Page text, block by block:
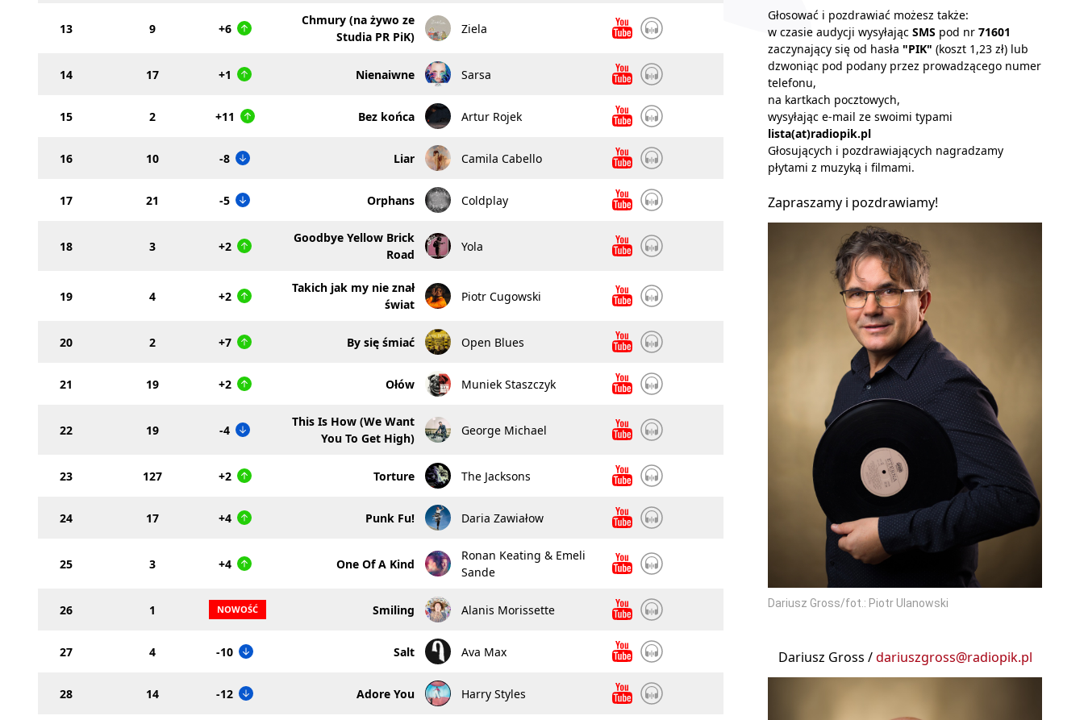
13 9 +6
Chmury (na żywo ze
Studia PR PiK)
Ziela
14 17 +1 Nienaiwne Sarsa
15 2 +11 Bez końca Artur Rojek
16 10 -8 Liar Camila Cabello
17 21 -5 Orphans Coldplay
18 3 +2
Goodbye Yellow Brick
Road
Yola
19 4 +2
Takich jak my nie znał
świat
Piotr Cugowski
20 2 +7 By się śmiać Open Blues
21 19 +2 Ołów Muniek Staszczyk
22 19 -4
This Is How (We Want
You To Get High)
George Michael
23 127 +2 Torture The Jacksons
24 17 +4 Punk Fu! Daria Zawiałow
25 3 +4 One Of A Kind
Ronan Keating & Emeli
Sande
26 1 Smiling Alanis Morissette
27 4 -10 Salt Ava Max
28 14 -12 Adore You Harry Styles
Głosować i pozdrawiać możesz także:
w czasie audycji wysyłając SMS pod nr 71601
zaczynający się od hasła "PIK" (koszt 1,23 zł) lub
dzwoniąc pod podany przez prowadzącego numer
telefonu,
na kartkach pocztowych,
wysyłając e-mail ze swoimi typami
lista(at)radiopik.pl
Głosujących i pozdrawiających nagradzamy
płytami z muzyką i filmami.
Zapraszamy i pozdrawiamy!
Dariusz Gross/fot.: Piotr Ulanowski
Dariusz Gross /dariuszgross@radiopik.pl